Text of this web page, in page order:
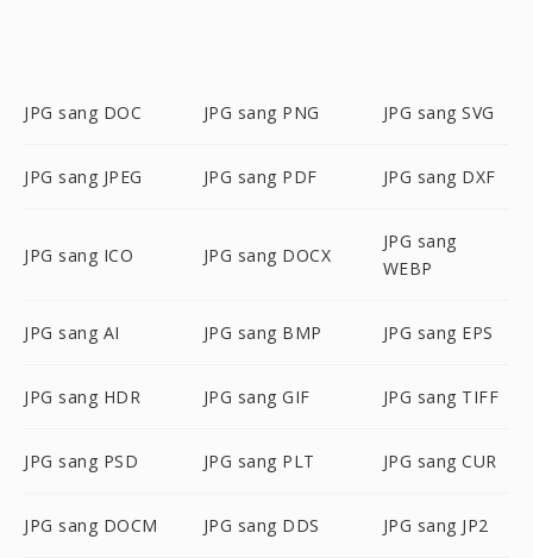
JPG sang DOC JPG sang PNG JPG sang SVG
JPG sang JPEG JPG sang PDF JPG sang DXF
JPG sang ICO JPG sang DOCX
JPG sang
WEBP
JPG sang AI JPG sang BMP JPG sang EPS
JPG sang HDR JPG sang GIF JPG sang TIFF
JPG sang PSD JPG sang PLT JPG sang CUR
JPG sang DOCM JPG sang DDS JPG sang JP2